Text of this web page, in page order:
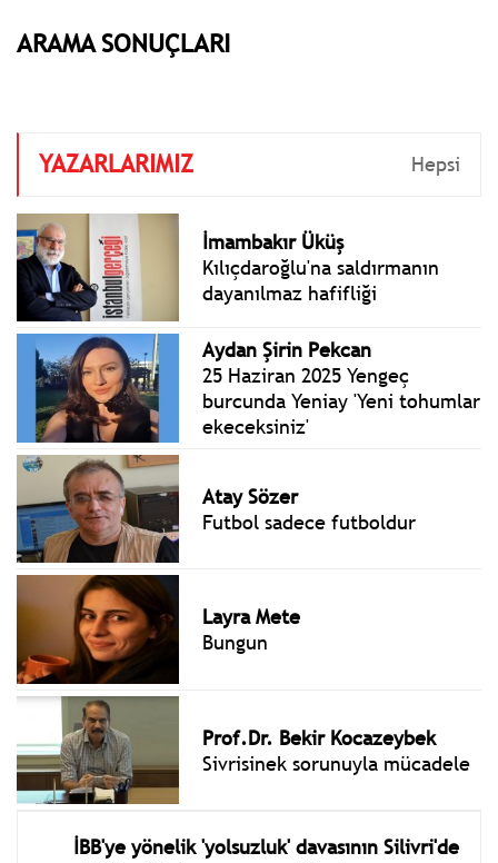
ARAMA SONUÇLARI
YAZARLARIMIZ Hepsi
İmambakır Üküş
Kılıçdaroğlu'na saldırmanın
dayanılmaz hafifliği
Aydan Şirin Pekcan
25 Haziran 2025 Yengeç
burcunda Yeniay 'Yeni tohumlar
ekeceksiniz'
Atay Sözer
Futbol sadece futboldur
Layra Mete
Bungun
Prof.Dr. Bekir Kocazeybek
Sivrisinek sorunuyla mücadele
İBB'ye yönelik 'yolsuzluk' davasının Silivri'de